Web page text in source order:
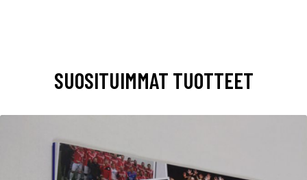
SUOSITUIMMAT TUOTTEET